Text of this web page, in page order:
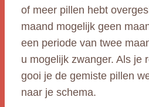
of meer pillen hebt
maand mogelijk geen
een periode van twee
u mogelijk zwanger. Als je
gooi je de gemiste pillen
naar je schema.